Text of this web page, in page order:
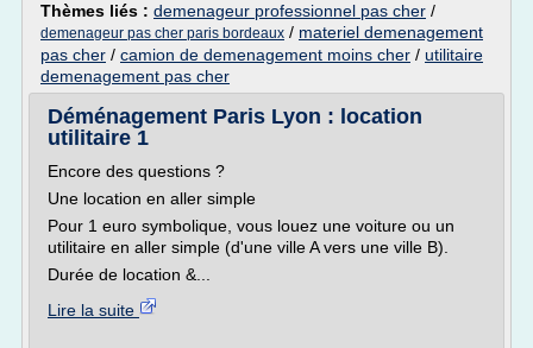
Thèmes liés : demenageur professionnel pas cher /
demenageur pas cher paris bordeaux / materiel demenagement
pas cher / camion de demenagement moins cher / utilitaire
demenagement pas cher
Déménagement Paris Lyon : location
utilitaire 1
Encore des questions ?
Une location en aller simple
Pour 1 euro symbolique, vous louez une voiture ou un
utilitaire en aller simple (d'une ville A vers une ville B).
Durée de location &...
Lire la suite